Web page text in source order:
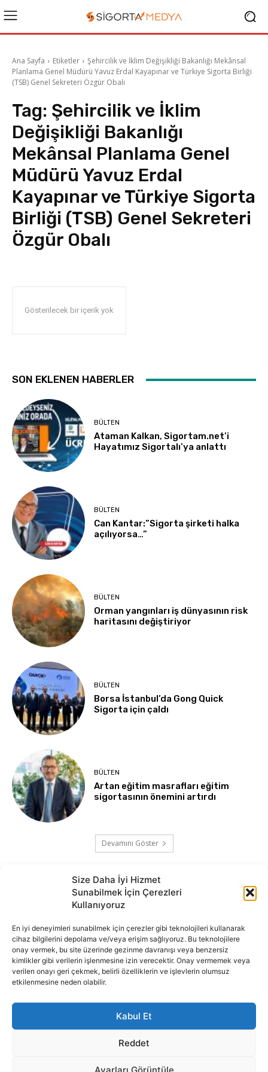
Size Daha İyi Hizmet
Sunabilmek İçin Çerezleri
Kullanıyoruz
En iyi deneyimleri sunabilmek için çerezler gibi teknolojileri kullanarak
cihaz bilgilerini depolama ve/veya erişim sağlıyoruz. Bu teknolojilere
onay vermek, bu site üzerinde gezinme davranışı veya benzersiz
kimlikler gibi verilerin işlenmesine izin verecektir. Onay vermemek veya
verilen onayı geri çekmek, belirli özelliklerin ve işlevlerin olumsuz
etkilenmesine neden olabilir.
Kabul Et
Reddet
Ayarları Görüntüle
Ana Sayfa Etiketler
Şehircilik ve İklim Değişikliği Bakanlığı Mekânsal
Planlama Genel Müdürü Yavuz Erdal Kayapınar ve Türkiye Sigorta Birliği
(TSB) Genel Sekreteri Özgür Obalı
Tag: Şehircilik ve İklim
Değişikliği Bakanlığı
Mekânsal Planlama Genel
Müdürü Yavuz Erdal
Kayapınar ve Türkiye Sigorta
Birliği (TSB) Genel Sekreteri
Özgür Obalı
Gösterilecek bir içerik yok
SON EKLENEN HABERLER
BÜLTEN
Ataman Kalkan, Sigortam.net’i
Hayatımız Sigortalı’ya anlattı
BÜLTEN
Can Kantar:”Sigorta şirketi halka
açılıyorsa…”
BÜLTEN
Orman yangınları iş dünyasının risk
haritasını değiştiriyor
BÜLTEN
Borsa İstanbul’da Gong Quick
Sigorta için çaldı
BÜLTEN
Artan eğitim masrafları eğitim
sigortasının önemini artırdı
Devamını Göster
İnternet portalımızda yer alan tüm haber metini, resim ve benzeri
içeriğin hakları Sigortamedya Yayıncılık A.Ş.'ye aittir. Hiçbir şekilde
basılı ya da elektronik bir ortamda, kaynak gösterilse bile izin
e-Mail Adresimiz: info@sigortamedia.com